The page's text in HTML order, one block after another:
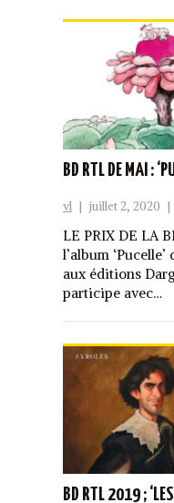
BD RTL DE MAI :
vl | juillet 2, 2020 |
LE PRIX DE LA
l’album
aux éditions
participe avec…
BD RTL 2019 ;